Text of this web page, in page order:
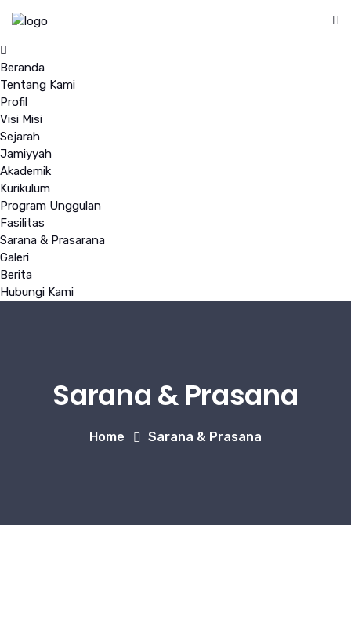
Beranda
Tentang Kami
Profil
Visi Misi
Sejarah
Jamiyyah
Akademik
Kurikulum
Program Unggulan
Fasilitas
Sarana & Prasarana
Galeri
Berita
Hubungi Kami
Sarana & Prasana
Home Sarana & Prasana